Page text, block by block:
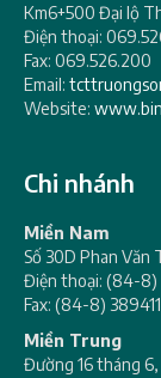
Km6+500 Đại lộ
Điện thoại:
Fax: 069.526.200
Email:
Website:
Chi nhánh
Miền Nam
Số 30D Phan Văn
Điện thoại: (84-8)
Fax: (84-8)
Miền Trung
Đường 16 tháng